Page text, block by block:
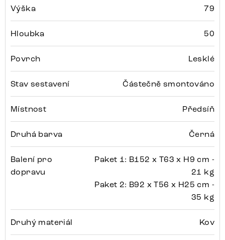
Výška 79
Hloubka 50
Povrch Lesklé
Stav sestavení Částečně smontováno
Místnost Předsíň
Druhá barva Černá
Balení pro
dopravu
Paket 1: B152 x T63 x H9 cm -
21 kg
Paket 2: B92 x T56 x H25 cm -
35 kg
Druhý materiál Kov